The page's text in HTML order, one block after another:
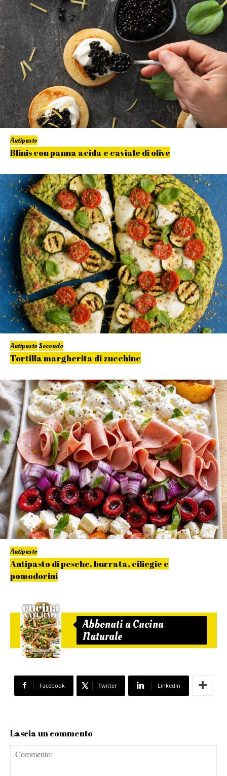
Antipasto
Blinis con panna acida e caviale di olive
AntipastoSecondo
Tortilla margherita di zucchine
Antipasto
Antipasto di pesche, burrata, ciliegie e
pomodorini
Abbonati a Cucina
Naturale
Facebook Twitter Linkedin
Lascia un commento